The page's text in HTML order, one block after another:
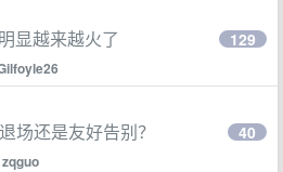
显越来越火了 129
场还是友好告别？
zqguo
40